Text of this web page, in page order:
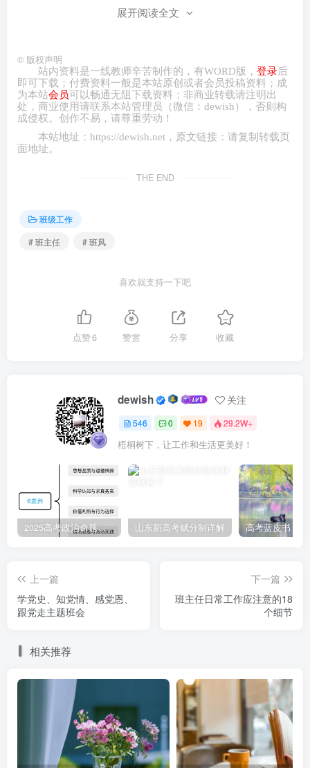
对于班风，班主任要始终保持敏锐的洞察力，要
的魄力，多点出击，各个击破，把班级拉回正向的轨道。
本文来自高三政治教学网， 原文链接
展开阅读全文
© 版权声明
站内资料是一线教师辛苦制作的，有WORD版， 登录后
即可下载；付费资料一般是本站原创或者会员投稿资料；成
为本站会员可以畅通无阻下载资料；非商业转载请注明出
处，商业使用请联系本站管理员（微信： dewish ），否则构
成侵权。创作不易，请尊重劳动！
本站地址： https://dewish.net ，原文链接：请复制转载页
面地址。
THE END
班级工作
# 班主任
# 班风
喜欢就支持一下吧
点赞6 赞赏 分享 收藏
dewish 关注
546 0 19 29.2W+
梧桐树下，让工作和生活更美好！
2025高考政治命题纲要解读 山东新高考赋分制详解
上一篇
学党史、知党情、感党恩、
跟党走主题班会
下一篇
班主任日常工作应注意的18
个细节
相关推荐